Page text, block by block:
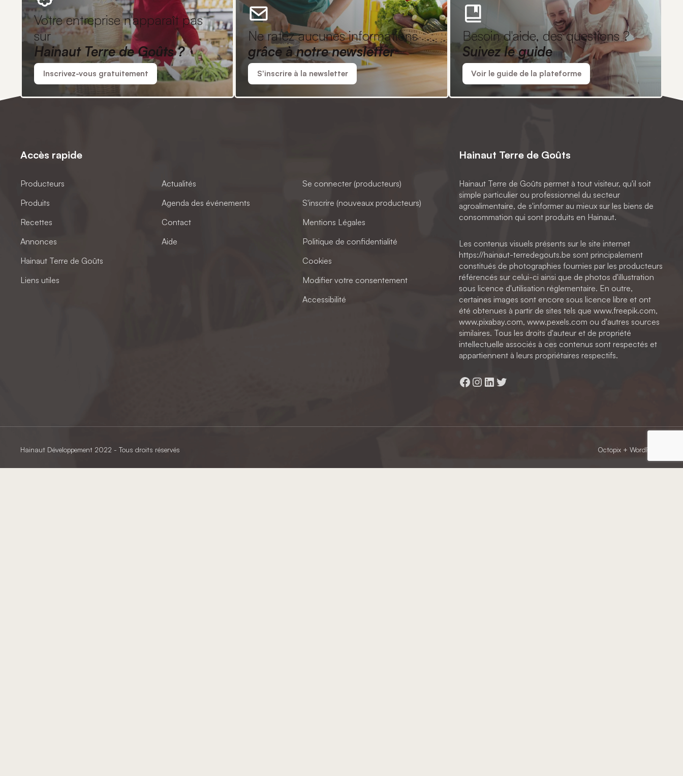
Votre entreprise n'apparaît pas
sur
Hainaut Terre de Goûts ?
Inscrivez-vous gratuitement
Ne ratez aucunes informations
grâce à notre newsletter
S'inscrire à la newsletter
Besoin d'aide, des questions ?
Suivez le guide
Voir le guide de la plateforme
Accès rapide
Producteurs
Produits
Recettes
Annonces
Hainaut Terre de Goûts
Liens utiles
Actualités
Agenda des événements
Contact
Aide
Se connecter (producteurs)
S'inscrire (nouveaux producteurs)
Mentions Légales
Politique de confidentialité
Cookies
Modifier votre consentement
Accessibilité
Hainaut Terre de Goûts
Hainaut Terre de Goûts permet à tout visiteur, qu'il soit
simple particulier ou professionnel du secteur
agroalimentaire, de s'informer au mieux sur les biens de
consommation qui sont produits en Hainaut.
Les contenus visuels présents sur le site internet
https://hainaut-terredegouts.be sont principalement
constitués de photographies fournies par les producteurs
référencés sur celui-ci ainsi que de photos d'illustration
sous licence d'utilisation réglementaire. En outre,
certaines images sont encore sous licence libre et ont
été obtenues à partir de sites tels que www.freepik.com,
www.pixabay.com, www.pexels.com ou d'autres sources
similaires. Tous les droits d'auteur et de propriété
intellectuelle associés à ces contenus sont respectés et
appartiennent à leurs propriétaires respectifs.
Facebook
Instagram
LinkedIn
Twitter
Hainaut Développement 2022 - Tous droits réservés Octopix+ WordPress